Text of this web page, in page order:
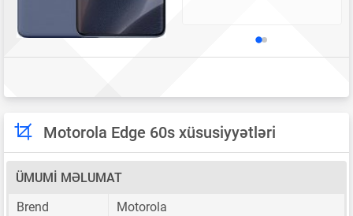
Motorola Edge 60s xüsusiyyətləri
ÜMUMI MƏLUMAT
Brend
Motorola